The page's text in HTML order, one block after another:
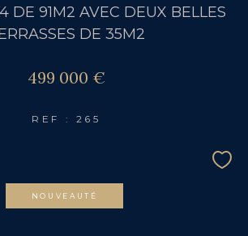
DE 91M2 AVEC DEUX BELLES
DE 35M2
499 000 €
REF : 265
NOUVEAUTÉ